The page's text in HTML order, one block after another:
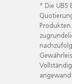
* Die UBS